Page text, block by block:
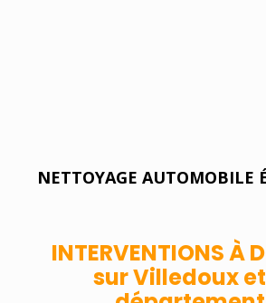
NETTOYAGE AUTOMOBILE
INTERVENTIONS À
sur Villedoux